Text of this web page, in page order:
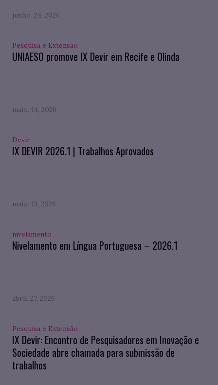
junho. 24, 2026
Pesquisa e Extensão
UNIAESO promove IX Devir em Recife e Olinda
maio. 14, 2026
Devir
IX DEVIR 2026.1 | Trabalhos Aprovados
maio. 13, 2026
nivelamento
Nivelamento em Língua Portuguesa – 2026.1
abril. 27, 2026
Pesquisa e Extensão
IX Devir: Encontro de Pesquisadores em Inovação e
Sociedade abre chamada para submissão de
trabalhos